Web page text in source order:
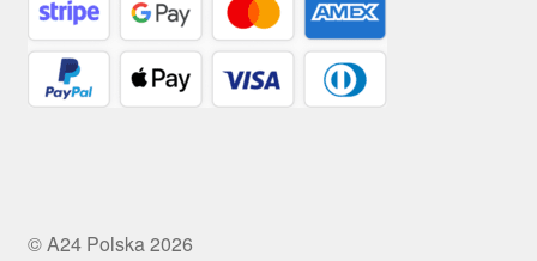
© A24 Polska 2026